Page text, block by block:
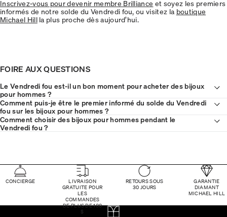
Inscrivez-vous pour devenir membre Brilliance et soyez les premiers
informés de notre solde du Vendredi fou, ou visitez la boutique
Michael Hillla plus proche dès aujourd’hui.
FOIRE AUX QUESTIONS
Le Vendredi fou est-il un bon moment pour acheter des bijoux
pour hommes ?
Comment puis-je être le premier informé du solde du Vendredi
fou sur les bijoux pour hommes ?
Comment choisir des bijoux pour hommes pendant le
Vendredi fou ?
CONCIERGE
LIVRAISON
GRATUITE POUR
LES
COMMANDES
DE PLUS DE 100
$
RETOURS SOUS
30 JOURS
GARANTIE
DIAMANT
MICHAEL HILL